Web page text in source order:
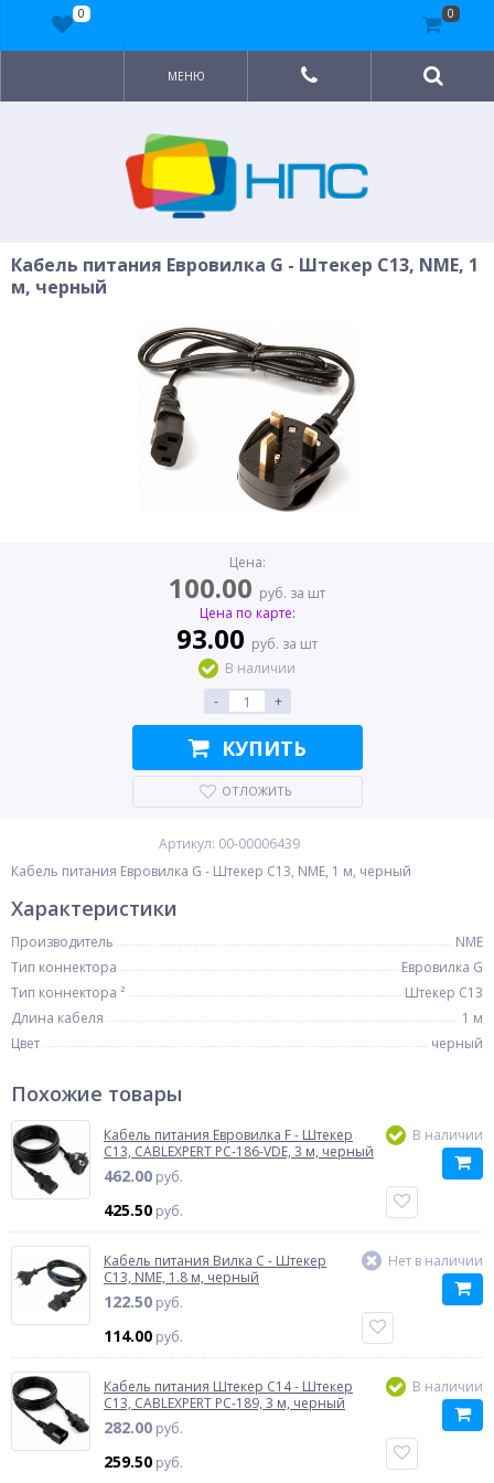
МЕНЮ
Кабель питания Евровилка G - Штекер C13, NME, 1
м, черный
Цена:
100.00 руб. за шт
Цена по карте:
93.00 руб. за шт
В наличии
-
+
КУПИТЬ
ОТЛОЖИТЬ
Артикул: 00-00006439
Кабель питания Евровилка G - Штекер C13, NME, 1 м, черный
Характеристики
Производитель
NME
Тип коннектора
Евровилка G
Тип коннектора ²
Штекер C13
Длина кабеля
1 м
Цвет
черный
Похожие товары
Кабель питания Евровилка F - Штекер
C13, CABLEXPERT PC-186-VDE, 3 м, черный
462.00 руб.
425.50 руб.
В наличии
Кабель питания Вилка C - Штекер
C13, NME, 1.8 м, черный
122.50 руб.
114.00 руб.
Нет в наличии
Кабель питания Штекер C14 - Штекер
C13, CABLEXPERT PC-189, 3 м, черный
282.00 руб.
259.50 руб.
В наличии
0 0